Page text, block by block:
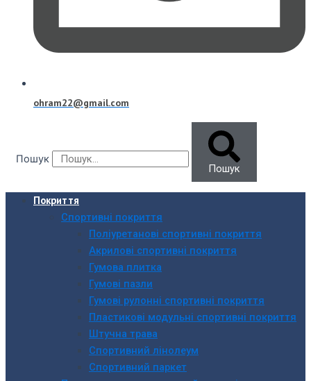
ohram22@gmail.com
Пошук
Пошук
Покриття
Спортивні покриття
Поліуретанові спортивні покриття
Акрилові спортивні покриття
Гумова плитка
Гумові пазли
Гумові рулонні спортивні покриття
Пластикові модульні спортивні покриття
Штучна трава
Спортивний лінолеум
Спортивний паркет